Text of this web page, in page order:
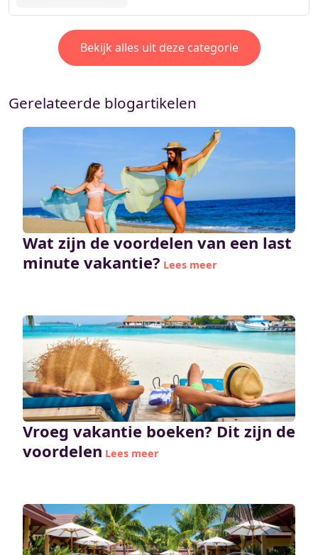
Bekijk alles uit deze categorie
Gerelateerde blogartikelen
Wat zijn de voordelen van een last
minute vakantie? Lees meer
Vroeg vakantie boeken? Dit zijn de
voordelen Lees meer